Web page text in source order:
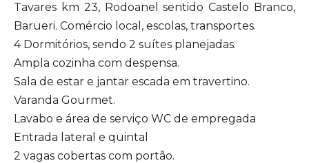
Tavares km 23, Rodoanel sentido Castelo Branco,
Barueri. Comércio local, escolas, transportes.
4 Dormitórios, sendo 2 suítes planejadas.
Ampla cozinha com despensa.
Sala de estar e jantar escada em travertino.
Varanda Gourmet.
Lavabo e área de serviço WC de empregada
Entrada lateral e quintal
2 vagas cobertas com portão.